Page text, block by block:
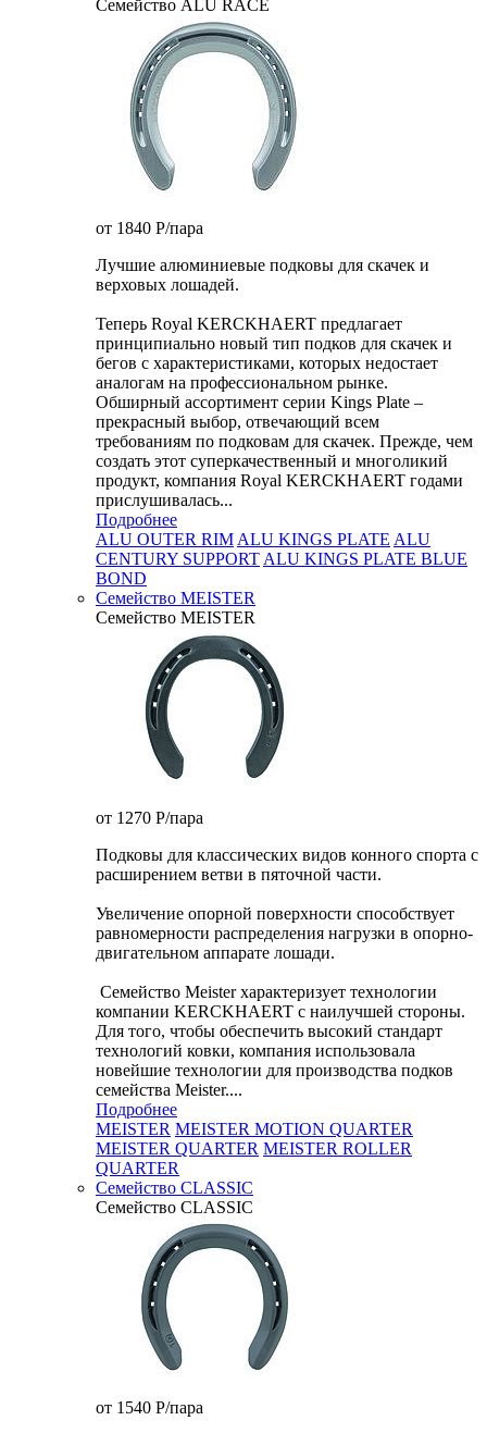
Семейство ALU RACE
от 1840 P/пара
Лучшие алюминиевые подковы для скачек и
верховых лошадей.
Теперь Royal KERCKHAERT предлагает
принципиально новый тип подков для скачек и
бегов с характеристиками, которых недостает
аналогам на профессиональном рынке.
Обширный ассортимент серии Kings Plate –
прекрасный выбор, отвечающий всем
требованиям по подковам для скачек. Прежде, чем
создать этот суперкачественный и многоликий
продукт, компания Royal KERCKHAERT годами
прислушивалась...
Подробнее
ALU OUTER RIM ALU KINGS PLATE ALU
CENTURY SUPPORT ALU KINGS PLATE BLUE
BOND
Семейство МEISTER
Семейство МEISTER
от 1270 P/пара
Подковы для классических видов конного спорта с
расширением ветви в пяточной части.
Увеличение опорной поверхности способствует
равномерности распределения нагрузки в опорно-
двигательном аппарате лошади.
Семейство Meister характеризует технологии
компании KERCKHAERT с наилучшей стороны.
Для того, чтобы обеспечить высокий стандарт
технологий ковки, компания использовала
новейшие технологии для производства подков
семейства Meister....
Подробнее
MEISTER MEISTER MOTION QUARTER
MEISTER QUARTER MEISTER ROLLER
QUARTER
Семейство CLASSIC
Семейство CLASSIC
от 1540 P/пара